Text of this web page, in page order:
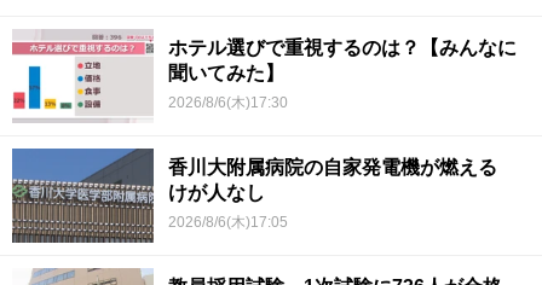
ホテル選びで重視するのは？【みんなに
聞いてみた】
2026/8/6(木)17:30
香川大附属病院の自家発電機が燃える
けが人なし
2026/8/6(木)17:05